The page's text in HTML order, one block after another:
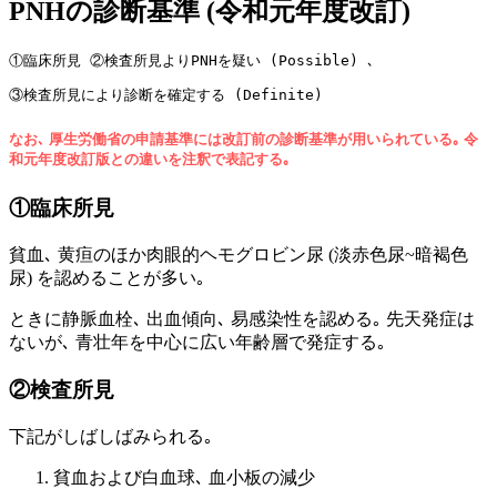
PNHの診断基準 (令和元年度改訂)
①臨床所見 ②検査所見よりPNHを疑い (Possible) ､
③検査所見により診断を確定する (Definite)
なお､ 厚生労働省の申請基準には改訂前の診断基準が用いられている｡ 令
和元年度改訂版との違いを注釈で表記する｡
①臨床所見
貧血､ 黄疸のほか肉眼的ヘモグロビン尿 (淡赤色尿~暗褐色
尿) を認めることが多い｡
ときに静脈血栓､ 出血傾向､ 易感染性を認める｡ 先天発症は
ないが､ 青壮年を中心に広い年齢層で発症する｡
②検査所見
下記がしばしばみられる｡
貧血および白血球､ 血小板の減少